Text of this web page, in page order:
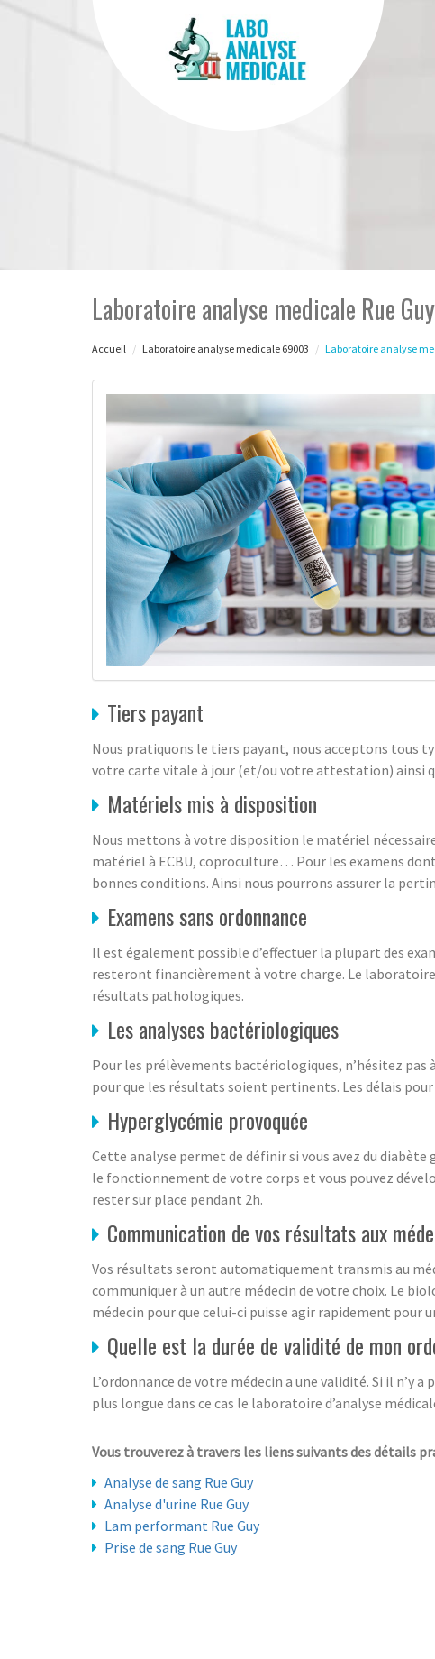
Laboratoire analyse medicale Rue Guy
Accueil Laboratoire analyse medicale 69003 Laboratoire analyse
Tiers payant
Nous pratiquons le tiers payant, nous acceptons tous
votre carte vitale à jour (et/ou votre attestation) ainsi
Matériels mis à disposition
Nous mettons à votre disposition le matériel
matériel à ECBU, coproculture… Pour les examens
bonnes conditions. Ainsi nous pourrons assurer la
Examens sans ordonnance
Il est également possible d’effectuer la plupart des
resteront financièrement à votre charge. Le
résultats pathologiques.
Les analyses bactériologiques
Pour les prélèvements bactériologiques, n’hésitez
pour que les résultats soient pertinents. Les délais
Hyperglycémie provoquée
Cette analyse permet de définir si vous avez du
le fonctionnement de votre corps et vous pouvez
rester sur place pendant 2h.
Communication de vos résultats aux
Vos résultats seront automatiquement transmis au
communiquer à un autre médecin de votre choix. Le
médecin pour que celui-ci puisse agir rapidement pour
Quelle est la durée de validité de mon
L’ordonnance de votre médecin a une validité. Si il n’y
plus longue dans ce cas le laboratoire d’analyse
Vous trouverez à travers les liens suivants des détails
Analyse de sang Rue Guy
Analyse d'urine Rue Guy
Lam performant Rue Guy
Prise de sang Rue Guy